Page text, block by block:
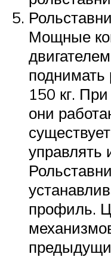
Мощные
150 кг.
они
управлять
профиль.